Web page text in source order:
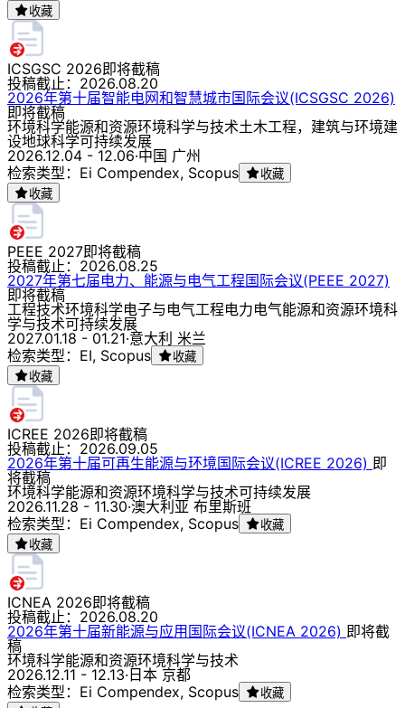
收藏
ICSGSC 2026即将截稿
投稿截止： 2026.08.20
2026年第十届智能电网和智慧城市国际会议(ICSGSC 2026)
即将截稿
环境科学能源和资源环境科学与技术土木工程，建筑与环境建
设地球科学可持续发展
2026.12.04 - 12.06·中国 广州
检索类型：Ei Compendex, Scopus
收藏
收藏
PEEE 2027即将截稿
投稿截止： 2026.08.25
2027年第七届电力、能源与电气工程国际会议(PEEE 2027)
即将截稿
工程技术环境科学电子与电气工程电力电气能源和资源环境科
学与技术可持续发展
2027.01.18 - 01.21·意大利 米兰
检索类型：EI, Scopus
收藏
收藏
ICREE 2026即将截稿
投稿截止： 2026.09.05
2026年第十届可再生能源与环境国际会议(ICREE 2026) 即
将截稿
环境科学能源和资源环境科学与技术可持续发展
2026.11.28 - 11.30·澳大利亚 布里斯班
检索类型：Ei Compendex, Scopus
收藏
收藏
ICNEA 2026即将截稿
投稿截止： 2026.08.20
2026年第十届新能源与应用国际会议(ICNEA 2026) 即将截
稿
环境科学能源和资源环境科学与技术
2026.12.11 - 12.13·日本 京都
检索类型：Ei Compendex, Scopus
收藏